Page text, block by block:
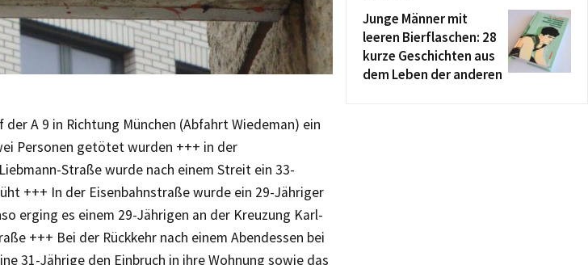
A 9 in Richtung München (Abfahrt Wiedeman) ein
Personen getötet wurden +++ in der
Straße wurde nach einem Streit ein 33-
+++ In der Eisenbahnstraße wurde ein 29-Jähriger
erging es einem 29-Jährigen an der Kreuzung Karl-
+++ Bei der Rückkehr nach einem Abendessen bei
31-Jährige den Einbruch in ihre Wohnung sowie das
Junge Männer mit
leeren Bierflaschen: 28
kurze Geschichten aus
dem Leben der anderen